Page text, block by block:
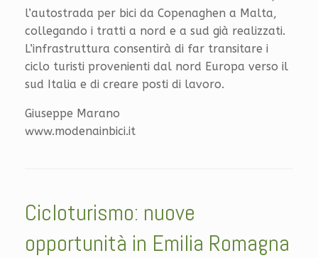
l’autostrada per bici da Copenaghen a Malta,
collegando i tratti a nord e a sud già realizzati.
L’infrastruttura consentirà di far transitare i
ciclo turisti provenienti dal nord Europa verso il
sud Italia e di creare posti di lavoro.
Giuseppe Marano
www.modenainbici.it
Cicloturismo: nuove
opportunità in Emilia Romagna